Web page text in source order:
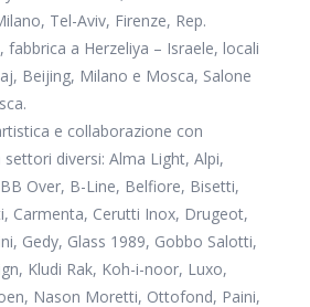
Tel-Aviv, Firenze, Rep.
fabbrica a Herzeliya – Israele, locali
Beijing, Milano e Mosca, Salone
e collaborazione con
diversi: Alma Light, Alpi,
Over, B-Line, Belfiore, Bisetti,
Carmenta, Cerutti Inox, Drugeot,
Gedy, Glass 1989, Gobbo Salotti,
Kludi Rak, Koh-i-noor, Luxo,
Nason Moretti, Ottofond, Paini,